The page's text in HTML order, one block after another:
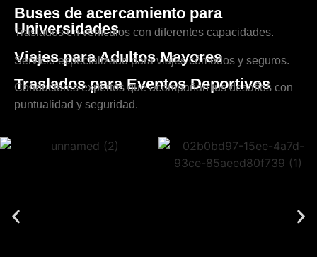
Buses de acercamiento para
Universidades
Traslados en vehículos con diferentes capacidades.
Viajes para Adultos Mayores
Servicio especializado para viajes cómodos y seguros.
Traslados para Eventos Deportivos
Conductores expertos que acompañan tus desafíos con
puntualidad y seguridad.